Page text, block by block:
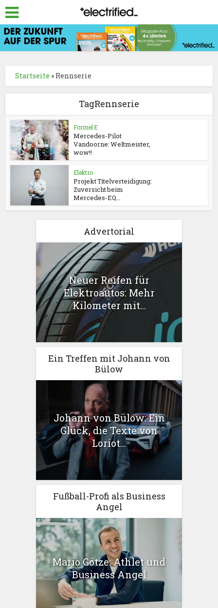
Startseite » Rennserie
TagRennserie
Formel E
Mercedes-Pilot
Vandoorne: Weltmeister,
wow!!
Elektro
Projekt Titelverteidigung:
Zuversicht beim
Mercedes-EQ...
Advertorial
Neuer Reifen für
Elektroautos: Mehr
Kilometer mit...
Ein Treffen mit Johann von
Bülow
Johann von Bülow: Ein
Glück, die Texte von
Loriot...
Fußball-Profi als Business
Angel
Mario Götze: Athlet und
Business Angel